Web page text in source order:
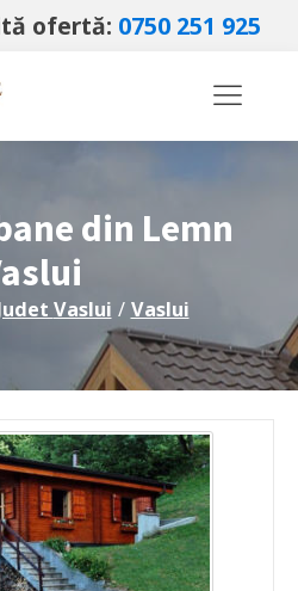
ofertă: 0750 251 925
din Lemn
Vaslui / Vaslui